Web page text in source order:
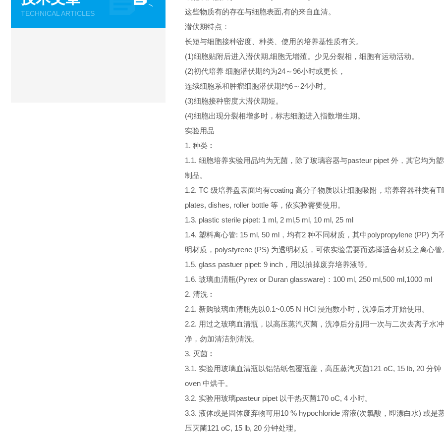
TECHNICAL ARTICLES
这些物质有的存在与细胞表面,有的来自血清。
潜伏期特点：
长短与细胞接种密度、种类、使用的培养基性质有关。
(1)细胞贴附后进入潜伏期,细胞无增殖。少见分裂相，细胞有运动活动。
(2)初代培养 细胞潜伏期约为24～96小时或更长，
连续细胞系和肿瘤细胞潜伏期约6～24小时。
(3)细胞接种密度大潜伏期短。
(4)细胞出现分裂相增多时，标志细胞进入指数增生期。
实验用品
1. 种类︰
1.1. 细胞培养实验用品均为无菌，除了玻璃容器与pasteur pipet 外，其它均为
制品。
1.2. TC 级培养盘表面均有coating 高分子物质以让细胞吸附，培养容器种类有
plates, dishes, roller bottle 等，依实验需要使用。
1.3. plastic sterile pipet: 1 ml, 2 ml,5 ml, 10 ml, 25 ml
1.4. 塑料离心管: 15 ml, 50 ml，均有2 种不同材质，其中polypropylene (PP) 为
明材质，polystyrene (PS) 为透明材质，可依实验需要而选择适合材质之离心管
1.5. glass pastuer pipet: 9 inch，用以抽掉废弃培养液等。
1.6. 玻璃血清瓶(Pyrex or Duran glassware)：100 ml, 250 ml,500 ml,1000 ml
2. 清洗︰
2.1. 新购玻璃血清瓶先以0.1~0.05 N HCl 浸泡数小时，洗净后才开始使用。
2.2. 用过之玻璃血清瓶，以高压蒸汽灭菌，洗净后分别用一次与二次去离子水
净，勿加清洁剂清洗。
3. 灭菌︰
3.1. 实验用玻璃血清瓶以铝箔纸包覆瓶盖，高压蒸汽灭菌121 oC, 15 lb, 20 分钟
oven 中烘干。
3.2. 实验用玻璃pasteur pipet 以干热灭菌170 oC, 4 小时。
3.3. 液体或是固体废弃物可用10 % hypochloride 溶液(次氯酸，即漂白水) 或是
压灭菌121 oC, 15 lb, 20 分钟处理。